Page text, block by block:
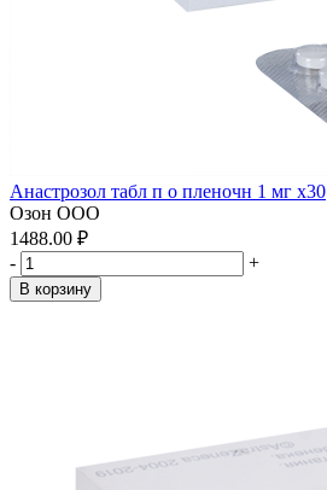
Анастрозол табл п о пленочн 1 мг x30
Озон ООО
1488.00 ₽
-
+
В корзину